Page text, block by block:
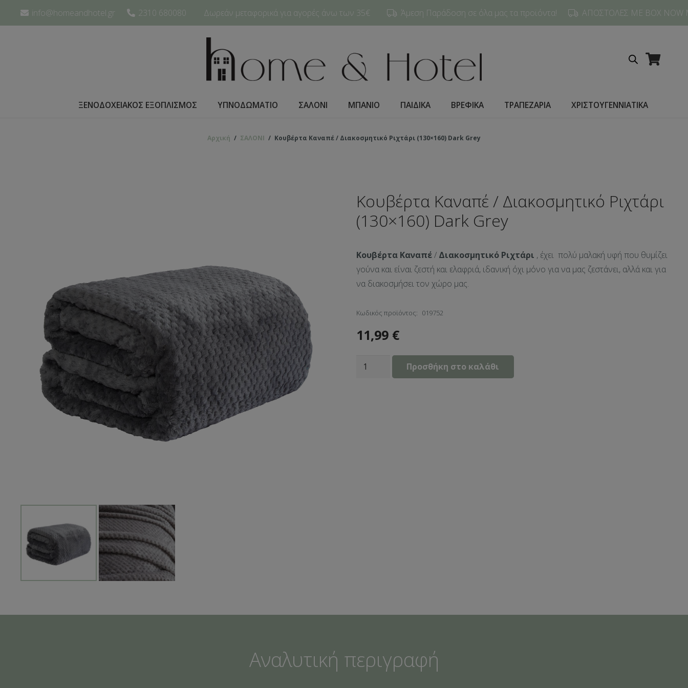
info@homeandhotel.gr 2310 680080 Δωρεάν μεταφορικά για αγορές άνω των 35€ Άμεση Παράδοση σε όλα μας τα προϊόντα! ΑΠΟΣΤΟΛΕΣ ΜΕ BOX
ΞΕΝΟΔΟΧΕΙΑΚΟΣ ΕΞΟΠΛΙΣΜΟΣ ΥΠΝΟΔΩΜΑΤΙO ΣΑΛΟΝΙ ΜΠΑΝΙΟ ΠΑΙΔΙΚΑ ΒΡΕΦΙΚΑ ΤΡΑΠΕΖΑΡΙΑ ΧΡΙΣΤΟΥΓΕΝΝΙΑΤΙΚΑ
Αρχική / ΣΑΛΟΝΙ / Κουβέρτα Καναπέ / Διακοσμητικό Ριχτάρι (130×160) Dark Grey
Κουβέρτα Καναπέ / Διακοσμητικό Ριχτάρι
(130×160) Dark Grey
Κουβέρτα Καναπέ/ Διακοσμητικό Ριχτάρι , έχει πολύ μαλακή υφή που θυμίζει
γούνα και είναι ζεστή και ελαφριά, ιδανική όχι μόνο για να μας ζεστάνει, αλλά και για
να διακοσμήσει τον χώρο μας.
Κωδικός προϊόντος: 019752
11,99 €
Κουβέρτα
Προσθήκη στο καλάθι
Αναλυτική περιγραφή